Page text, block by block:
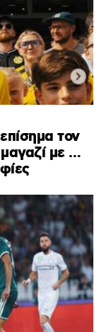
τον
με …